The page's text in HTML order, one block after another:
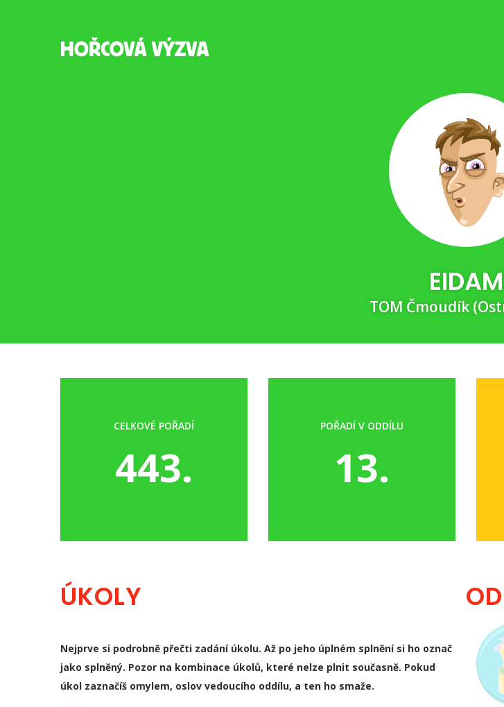
EIDAM
TOM Čmoudík
CELKOVÉ POŘADÍ
443.
POŘADÍ V ODDÍLU
13.
ÚKOLY
Nejprve si podrobně přečti zadání úkolu. Až po jeho úplném splnění si ho označ
jako splněný. Pozor na kombinace úkolů, které nelze plnit současně. Pokud
úkol zaznačíš omylem, oslov vedoucího oddílu, a ten ho smaže.